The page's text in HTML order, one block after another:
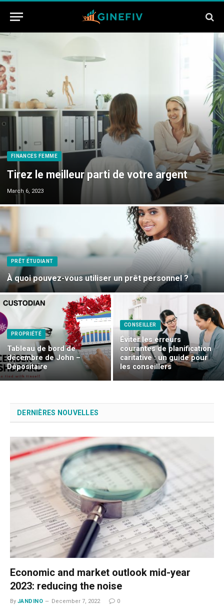
FINANCES FEMME
Tirez le meilleur parti de votre argent
March 6, 2023
PRÊT ÉTUDIANT
À quoi pouvez-vous utiliser un prêt personnel ?
PROPRIÉTÉ
Tableau de bord de
décembre de John –
Dépositaire
CONSEILLER
Éviter les erreurs
courantes de planification
caritative : un guide pour
les conseillers
DERNIÈRES NOUVELLES
Economic and market outlook mid-year
2023: reducing the noise
By JANDINO December 7, 2022 0